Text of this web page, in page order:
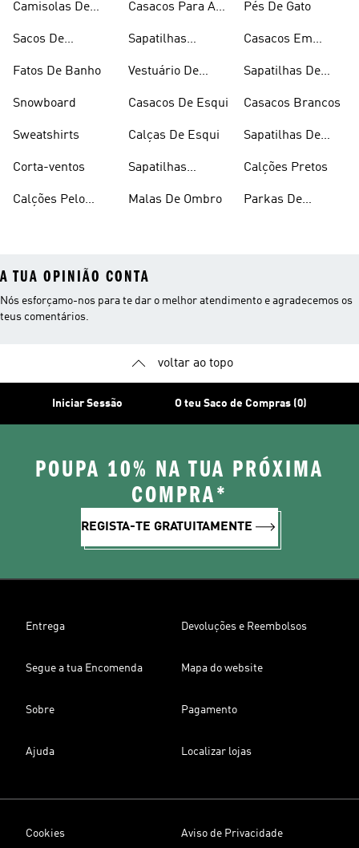
Camisolas De
Sacos De
Fatos De Banho
Snowboard
Sweatshirts
Corta-ventos
Calções Pelo
Casacos Para A
Sapatilhas
Vestuário De
Casacos De Esqui
Calças De Esqui
Sapatilhas
Malas De Ombro
Pés De Gato
Casacos Em
Sapatilhas De
Casacos Brancos
Sapatilhas De
Calções Pretos
Parkas De
A TUA OPINIÃO CONTA
Nós esforçamo-nos para te dar o melhor atendimento e agradecemos os
teus comentários.
voltar ao topo
Iniciar Sessão O teu Saco de Compras (0)
POUPA 10% NA TUA PRÓXIMA
COMPRA*
REGISTA-TE GRATUITAMENTE
Entrega Devoluções e Reembolsos
Segue a tua Encomenda Mapa do website
Sobre Pagamento
Ajuda Localizar lojas
Cookies Aviso de Privacidade